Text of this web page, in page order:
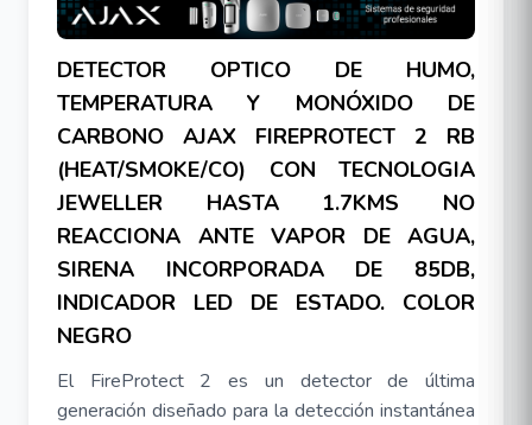
DETECTOR OPTICO DE HUMO,
TEMPERATURA Y MONÓXIDO DE
CARBONO AJAX FIREPROTECT 2 RB
(HEAT/SMOKE/CO) CON TECNOLOGIA
JEWELLER HASTA 1.7KMS NO
REACCIONA ANTE VAPOR DE AGUA,
SIRENA INCORPORADA DE 85DB,
INDICADOR LED DE ESTADO. COLOR
NEGRO
El FireProtect 2 es un detector de última
generación diseñado para la detección instantánea